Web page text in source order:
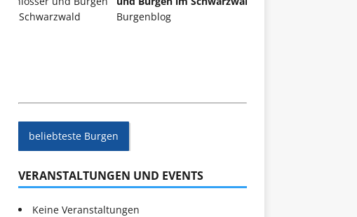
Burgenblog
beliebteste Burgen
VERANSTALTUNGEN UND EVENTS
Keine Veranstaltungen